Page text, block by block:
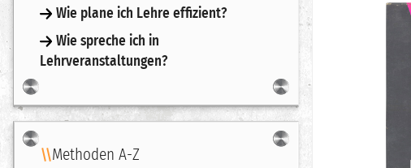
Wie plane ich Lehre effizient?
Wie spreche ich in
Lehrveranstaltungen?
Navigation
Methoden A-Z